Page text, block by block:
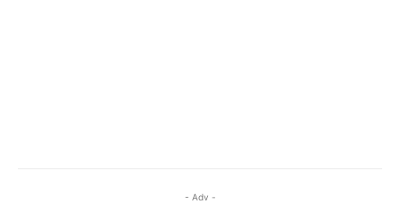
- Adv -